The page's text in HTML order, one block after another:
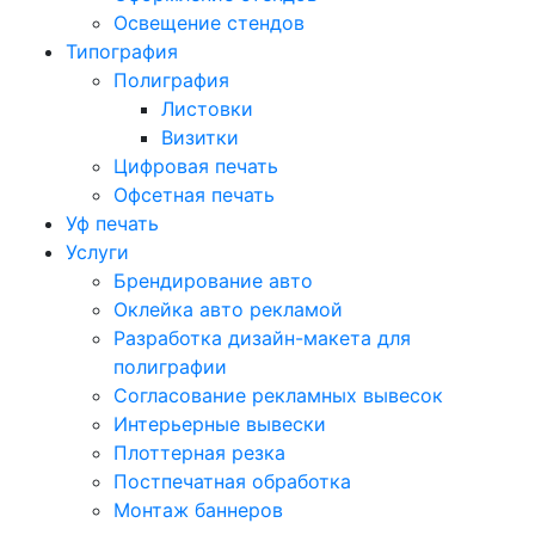
Освещение стендов
Типография
Полиграфия
Листовки
Визитки
Цифровая печать
Офсетная печать
Уф печать
Услуги
Брендирование авто
Оклейка авто рекламой
Разработка дизайн-макета для
полиграфии
Согласование рекламных вывесок
Интерьерные вывески
Плоттерная резка
Постпечатная обработка
Монтаж баннеров